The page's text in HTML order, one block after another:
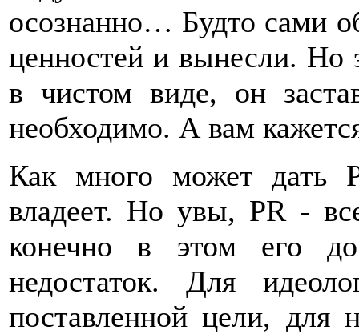
осознанно… Будто сами
ценностей и вынесли. Но
в чистом виде, он
необходимо. А вам
Как много может дать
владеет. Но увы, PR -
конечно в этом его
недостаток. Для
поставленной цели, для